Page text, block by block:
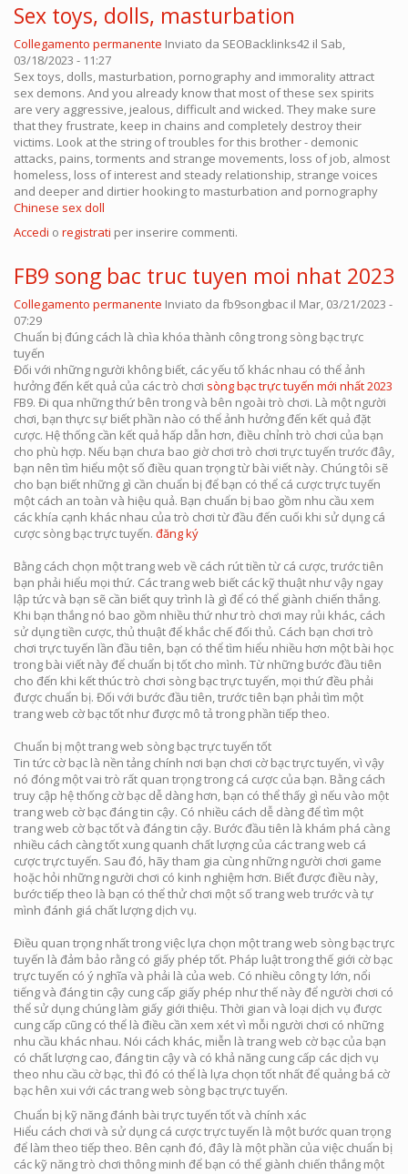
Sex toys, dolls, masturbation
Collegamento permanente Inviato da SEOBacklinks42 il Sab,
03/18/2023 - 11:27
Sex toys, dolls, masturbation, pornography and immorality attract
sex demons. And you already know that most of these sex spirits
are very aggressive, jealous, difficult and wicked. They make sure
that they frustrate, keep in chains and completely destroy their
victims. Look at the string of troubles for this brother - demonic
attacks, pains, torments and strange movements, loss of job, almost
homeless, loss of interest and steady relationship, strange voices
and deeper and dirtier hooking to masturbation and pornography
Chinese sex doll
Accedi o registrati per inserire commenti.
FB9 song bac truc tuyen moi nhat 2023
Collegamento permanente Inviato da fb9songbac il Mar, 03/21/2023 -
07:29
Chuẩn bị đúng cách là chìa khóa thành công trong sòng bạc trực
tuyến
Đối với những người không biết, các yếu tố khác nhau có thể ảnh
hưởng đến kết quả của các trò chơi sòng bạc trực tuyến mới nhất 2023
FB9. Đi qua những thứ bên trong và bên ngoài trò chơi. Là một người
chơi, bạn thực sự biết phần nào có thể ảnh hưởng đến kết quả đặt
cược. Hệ thống cần kết quả hấp dẫn hơn, điều chỉnh trò chơi của bạn
cho phù hợp. Nếu bạn chưa bao giờ chơi trò chơi trực tuyến trước đây,
bạn nên tìm hiểu một số điều quan trọng từ bài viết này. Chúng tôi sẽ
cho bạn biết những gì cần chuẩn bị để bạn có thể cá cược trực tuyến
một cách an toàn và hiệu quả. Bạn chuẩn bị bao gồm nhu cầu xem
các khía cạnh khác nhau của trò chơi từ đầu đến cuối khi sử dụng cá
cược sòng bạc trực tuyến. đăng ký
Bằng cách chọn một trang web về cách rút tiền từ cá cược, trước tiên
bạn phải hiểu mọi thứ. Các trang web biết các kỹ thuật như vậy ngay
lập tức và bạn sẽ cần biết quy trình là gì để có thể giành chiến thắng.
Khi bạn thắng nó bao gồm nhiều thứ như trò chơi may rủi khác, cách
sử dụng tiền cược, thủ thuật để khắc chế đối thủ. Cách bạn chơi trò
chơi trực tuyến lần đầu tiên, bạn có thể tìm hiểu nhiều hơn một bài học
trong bài viết này để chuẩn bị tốt cho mình. Từ những bước đầu tiên
cho đến khi kết thúc trò chơi sòng bạc trực tuyến, mọi thứ đều phải
được chuẩn bị. Đối với bước đầu tiên, trước tiên bạn phải tìm một
trang web cờ bạc tốt như được mô tả trong phần tiếp theo.
Chuẩn bị một trang web sòng bạc trực tuyến tốt
Tin tức cờ bạc là nền tảng chính nơi bạn chơi cờ bạc trực tuyến, vì vậy
nó đóng một vai trò rất quan trọng trong cá cược của bạn. Bằng cách
truy cập hệ thống cờ bạc dễ dàng hơn, bạn có thể thấy gì nếu vào một
trang web cờ bạc đáng tin cậy. Có nhiều cách dễ dàng để tìm một
trang web cờ bạc tốt và đáng tin cậy. Bước đầu tiên là khám phá càng
nhiều cách càng tốt xung quanh chất lượng của các trang web cá
cược trực tuyến. Sau đó, hãy tham gia cùng những người chơi game
hoặc hỏi những người chơi có kinh nghiệm hơn. Biết được điều này,
bước tiếp theo là bạn có thể thử chơi một số trang web trước và tự
mình đánh giá chất lượng dịch vụ.
Điều quan trọng nhất trong việc lựa chọn một trang web sòng bạc trực
tuyến là đảm bảo rằng có giấy phép tốt. Pháp luật trong thế giới cờ bạc
trực tuyến có ý nghĩa và phải là của web. Có nhiều công ty lớn, nổi
tiếng và đáng tin cậy cung cấp giấy phép như thế này để người chơi có
thể sử dụng chúng làm giấy giới thiệu. Thời gian và loại dịch vụ được
cung cấp cũng có thể là điều cần xem xét vì mỗi người chơi có những
nhu cầu khác nhau. Nói cách khác, miễn là trang web cờ bạc của bạn
có chất lượng cao, đáng tin cậy và có khả năng cung cấp các dịch vụ
theo nhu cầu cờ bạc, thì đó có thể là lựa chọn tốt nhất để quảng bá cờ
bạc hên xui với các trang web sòng bạc trực tuyến.
Chuẩn bị kỹ năng đánh bài trực tuyến tốt và chính xác
Hiểu cách chơi và sử dụng cá cược trực tuyến là một bước quan trọng
để làm theo tiếp theo. Bên cạnh đó, đây là một phần của việc chuẩn bị
các kỹ năng trò chơi thông minh để bạn có thể giành chiến thắng một